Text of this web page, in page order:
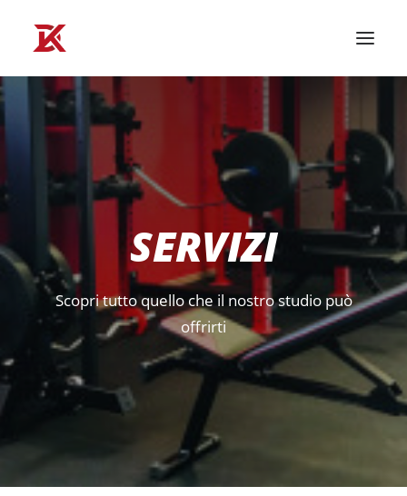
HOME PAGE
SERVIZI
SERVIZI
Scopri tutto quello che il nostro studio può
offrirti